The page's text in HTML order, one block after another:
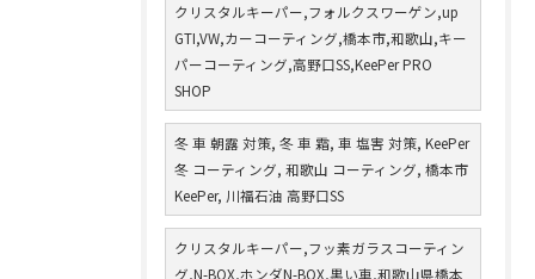
クリスタルキーパー,フォルクスワーゲン,up
GTI,VW,カーコーティング,橋本市,和歌山,キー
パーコーティング,高野口SS,KeePer PRO
SHOP
冬 車 朝露 対策, 冬 車 霜, 車 塩害 対策, KeePer
冬 コーティング, 和歌山 コーティング, 橋本市
KeePer, 川福石油 高野口SS
クリスタルキーパー,フッ素ガラスコーティン
グ,N-BOX,ホンダN-BOX,黒い車,和歌山県橋本